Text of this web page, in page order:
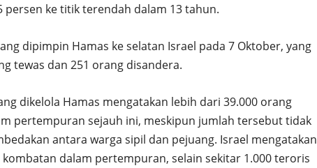
ke titik terendah dalam 13 tahun.
dipimpin Hamas ke selatan Israel pada 7 Oktober, yang
tewas dan 251 orang disandera.
dikelola Hamas mengatakan lebih dari 39.000 orang
pertempuran sejauh ini, meskipun jumlah tersebut tidak
antara warga sipil dan pejuang. Israel mengatakan
dalam pertempuran, selain sekitar 1.000 teroris